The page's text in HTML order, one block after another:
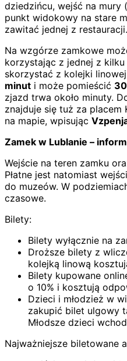
dziedzińcu, wejść na mury
punkt widokowy na stare
zawitać jednej z restauracji.
Na wzgórze zamkowe
korzystając z jednej z
skorzystać z kolejki
minut i może pomieścić
zjazd trwa około minuty.
znajduje się tuż za placem
na mapie, wpisując
Zamek w Lublanie –
Wejście na teren zamku
Płatne jest natomiast
do muzeów. W
czasowe.
Bilety:
Bilety wyłącznie na
Droższe bilety z
kolejką linową
Bilety kupowane
o 10% i kosztują
Dzieci i młodzież w
zakupić bilet ulgowy
Młodsze dzieci
Najważniejsze biletowane